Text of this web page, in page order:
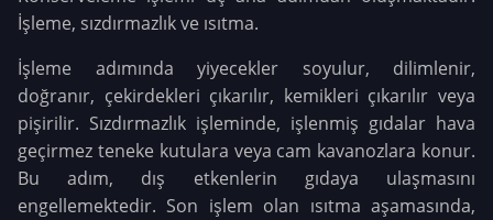
İşleme, sızdırmazlık ve ısıtma.
İşleme adımında yiyecekler soyulur, dilimlenir,
doğranır, çekirdekleri çıkarılır, kemikleri çıkarılır veya
pişirilir. Sızdırmazlık işleminde, işlenmiş gıdalar hava
geçirmez teneke kutulara veya cam kavanozlara konur.
Bu adım, dış etkenlerin gıdaya ulaşmasını
engellemektedir. Son işlem olan ısıtma aşamasında,